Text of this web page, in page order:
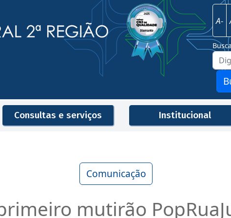
Justiça Federal - 2ª Região
Imagem
A-
Consultas e serviços Institucional
Comunicação
mutirão